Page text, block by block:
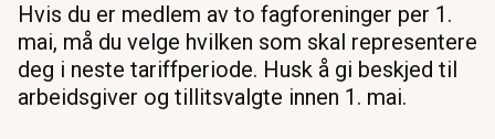
Hvis du er medlem av to fagforeninger per 1.
mai, må du velge hvilken som skal representere
deg i neste tariffperiode. Husk å gi beskjed til
arbeidsgiver og tillitsvalgte innen 1. mai.